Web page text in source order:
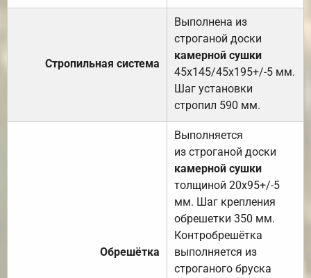
Стропильная система
Выполнена из
строганой доски
камерной сушки
45х145/45х195+/-5 мм.
Шаг установки
стропил 590 мм.
Обрешётка
Выполняется
из строганой доски
камерной сушки
толщиной 20х95+/-5
мм. Шаг крепления
обрешетки 350 мм.
Контробрешётка
выполняется из
строганого бруска